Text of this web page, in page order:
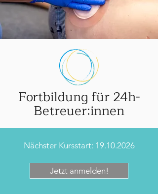
Fortbildung für 24h-
Betreuer:innen
Nächster Kursstart: 19.10.2026
Jetzt anmelden!